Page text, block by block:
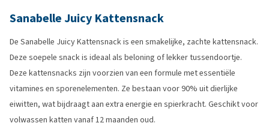
Sanabelle Juicy Kattensnack
De Sanabelle Juicy Kattensnack is een smakelijke, zachte kattensnack.
Deze soepele snack is ideaal als beloning of lekker tussendoortje.
Deze kattensnacks zijn voorzien van een formule met essentiële
vitamines en sporenelementen. Ze bestaan voor 90% uit dierlijke
eiwitten, wat bijdraagt aan extra energie en spierkracht. Geschikt voor
volwassen katten vanaf 12 maanden oud.